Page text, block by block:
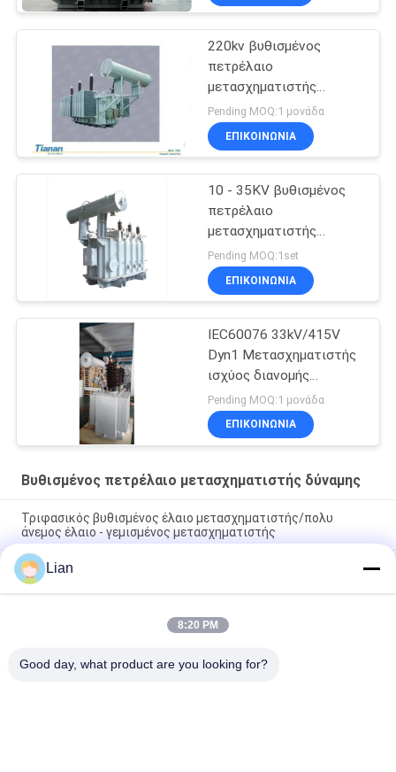
220kv βυθισμένος
πετρέλαιο
μετασχηματιστής
δύναμης
Pending MOQ:1 μονάδα
ΕΠΙΚΟΙΝΩΝΊΑ
10 - 35KV βυθισμένος
πετρέλαιο
μετασχηματιστής
δύναμης
Pending MOQ:1set
ΕΠΙΚΟΙΝΩΝΊΑ
IEC60076 33kV/415V
Dyn1 Μετασχηματιστής
ισχύος διανομής
γεμάτος λάδι
Pending MOQ:1 μονάδα
ΕΠΙΚΟΙΝΩΝΊΑ
Βυθισμένος πετρέλαιο μετασχηματιστής δύναμης
Τριφασικός βυθισμένος έλαιο μετασχηματιστής/πολυ
άνεμος έλαιο - γεμισμένος μετασχηματιστής
Μετασχηματιστής ισχύος 200 kVA 33 kV με βύθιση σε
πετρέλαιο με σύνδεση Dyn11 για δίκτυα διανομής
Συμπίεστος μετασχηματιστής ισχύος ONAN που βυθίζεται σε
ψυκτικό λάδι με προσαρμόσιμες επιλογές για αξιόπιστα
Lian
8:20 PM
Good day, what product are you looking for?